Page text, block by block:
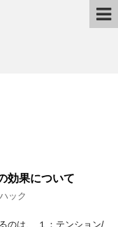
効果について
ック
のは、 １：テンション/